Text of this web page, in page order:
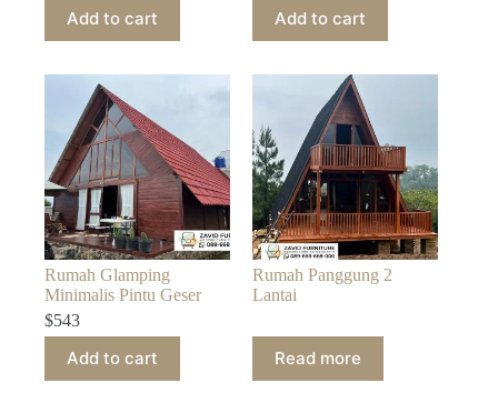
Add to cart Add to cart
Rumah Glamping
Minimalis Pintu Geser
$543
Add to cart
Rumah Panggung 2
Lantai
Read more